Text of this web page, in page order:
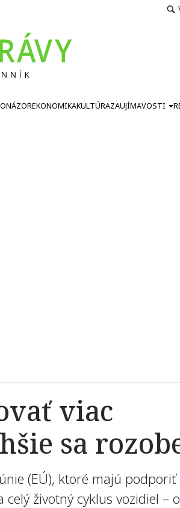
EKONOMIKAKULTÚRAZAUJÍMAVOSTI
viac
sa
(EÚ), ktoré majú podporiť
životný cyklus vozidiel –